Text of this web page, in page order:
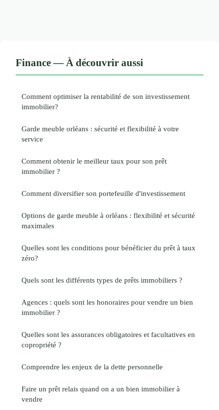
Finance — À découvrir aussi
Comment optimiser la rentabilité de son investissement
immobilier?
Garde meuble orléans : sécurité et flexibilité à votre
service
Comment obtenir le meilleur taux pour son prêt
immobilier ?
Comment diversifier son portefeuille d'investissement
Options de garde meuble à orléans : flexibilité et sécurité
maximales
Quelles sont les conditions pour bénéficier du prêt à taux
zéro?
Quels sont les différents types de prêts immobiliers ?
Agences : quels sont les honoraires pour vendre un bien
immobilier ?
Quelles sont les assurances obligatoires et facultatives en
copropriété ?
Comprendre les enjeux de la dette personnelle
Faire un prêt relais quand on a un bien immobilier à
vendre